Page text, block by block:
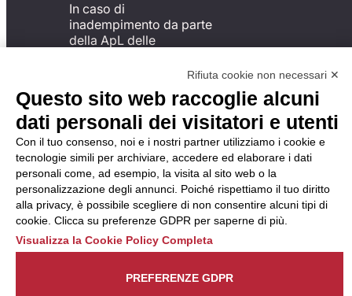
In caso di
inadempimento da parte
della ApL delle
del Codice di Condotta, è
possibile presentare un
reclamo
all’Organismo di
Monitoraggio utilizzando
una delle modalità
descritte al seguente
indirizzo web
https://odm-
agenzielavoro.it/reclami/ .
Rifiuta cookie non necessari ✕
Questo sito web raccoglie alcuni
dati personali dei visitatori e utenti
Con il tuo consenso, noi e i nostri partner utilizziamo i cookie e
tecnologie simili per archiviare, accedere ed elaborare i dati
personali come, ad esempio, la visita al sito web o la
personalizzazione degli annunci. Poiché rispettiamo il tuo diritto
alla privacy, è possibile scegliere di non consentire alcuni tipi di
cookie. Clicca su preferenze GDPR per saperne di più.
Visualizza la Cookie Policy Completa
PREFERENZE GDPR